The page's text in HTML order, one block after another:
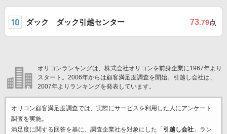
ダック ダック引越センター 73.79点
オリコンランキングは、株式会社オリコンを前身企業に1967年より
スタート。2006年からは顧客満足度調査を開始。引越し会社は、
2007年よりランキングを発表しています。
オリコン顧客満足度調査では、実際にサービスを利用した 人にアンケート
調査を実施。
満足度に関する回答を基に、調査企業社を対象にした「 引越し会社」ラン